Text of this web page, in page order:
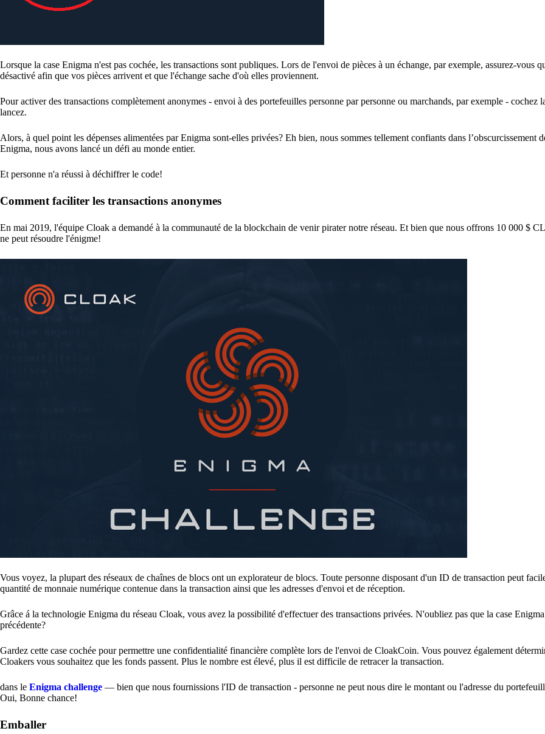
Lorsque la case Enigma n'est pas cochée, les transactions sont publiques. Lors de l'envoi de pièces à un échange, par exemple, assurez-vous
désactivé afin que vos pièces arrivent et que l'échange sache d'où elles proviennent.
Pour activer des transactions complètement anonymes - envoi à des portefeuilles personne par personne ou marchands, par exemple - cochez
lancez.
Alors, à quel point les dépenses alimentées par Enigma sont-elles privées? Eh bien, nous sommes tellement confiants dans l’obscurcissement
Enigma, nous avons lancé un défi au monde entier.
Et personne n'a réussi à déchiffrer le code!
Comment faciliter les transactions anonymes
En mai 2019, l'équipe Cloak a demandé à la communauté de la blockchain de venir pirater notre réseau. Et bien que nous offrons 10 000 $
ne peut résoudre l'énigme!
Vous voyez, la plupart des réseaux de chaînes de blocs ont un explorateur de blocs. Toute personne disposant d'un ID de transaction peut
quantité de monnaie numérique contenue dans la transaction ainsi que les adresses d'envoi et de réception.
Grâce á la technologie Enigma du réseau Cloak, vous avez la possibilité d'effectuer des transactions privées. N'oubliez pas que la case
précédente?
Gardez cette case cochée pour permettre une confidentialité financière complète lors de l'envoi de CloakCoin. Vous pouvez également
Cloakers vous souhaitez que les fonds passent. Plus le nombre est élevé, plus il est difficile de retracer la transaction.
dans le Enigma challenge — bien que nous fournissions l'ID de transaction - personne ne peut nous dire le montant ou l'adresse du
Oui, Bonne chance!
Emballer